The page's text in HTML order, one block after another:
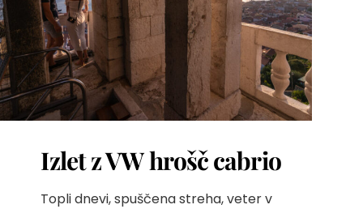
Izlet z VW hrošč cabrio
Topli dnevi, spuščena streha, veter v